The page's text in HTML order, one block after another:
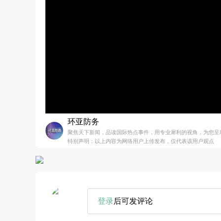
环亚防务
聚焦天下新闻，品读国际热点事件，用专业犀利的视角，为您
特别声明：以上内容为网络用户上传发布，仅代表该用户观点
登录后可发评论